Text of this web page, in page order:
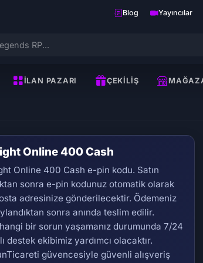
Blog Yayıncılar
İLAN PAZARI ÇEKILIŞ
Online 400 Cash
Online 400 Cash e-pin kodu. Satın
sonra e-pin kodunuz otomatik olarak
adresinize gönderilecektir. Ödemeniz
sonra anında teslim edilir.
bir sorun yaşamanız durumunda 7/24
destek ekibimiz yardımcı olacaktır.
güvencesiyle güvenli alışveriş